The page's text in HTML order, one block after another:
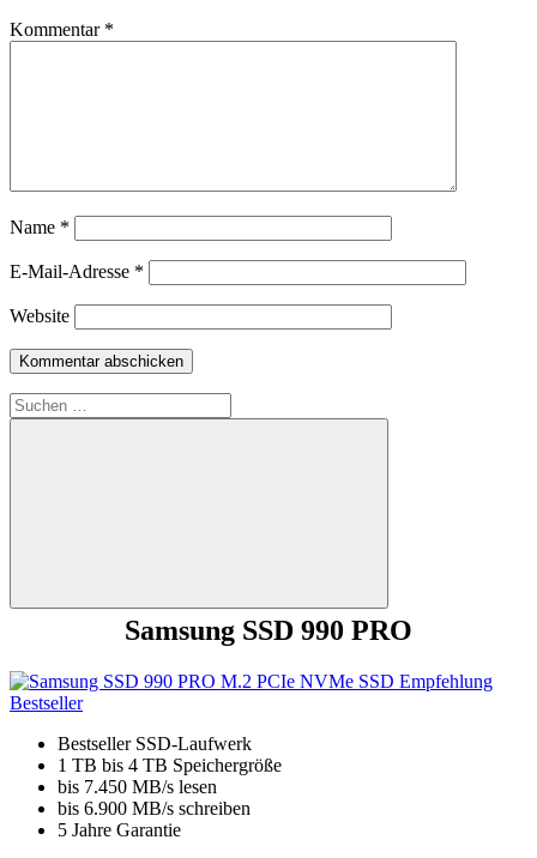
Kommentar *
Name *
E-Mail-Adresse *
Website
Suchen
nach:
Suchen
Samsung SSD 990 PRO
Bestseller SSD-Laufwerk
1 TB bis 4 TB Speichergröße
bis 7.450 MB/s lesen
bis 6.900 MB/s schreiben
5 Jahre Garantie